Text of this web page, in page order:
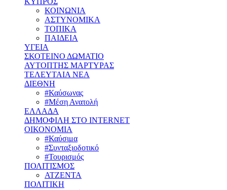
ΚΟΙΝΩΝΙΑ
ΑΣΤΥΝΟΜΙΚΑ
ΤΟΠΙΚΑ
ΠΑΙΔΕΙΑ
ΥΓΕΙΑ
ΣΚΟΤΕΙΝΟ ΔΩΜΑΤΙΟ
ΑΥΤΟΠΤΗΣ ΜΑΡΤΥΡΑΣ
ΤΕΛΕΥΤΑΙΑ ΝΕΑ
ΔΙΕΘΝΗ
#Καύσωνας
#Μέση Ανατολή
ΕΛΛΑΔΑ
ΔΗΜΟΦΙΛΗ ΣΤΟ INTERNET
ΟΙΚΟΝΟΜΙΑ
#Καύσιμα
#Συνταξιοδοτικό
#Τουρισμός
ΠΟΛΙΤΙΣΜΟΣ
ΑΤΖΕΝΤΑ
ΠΟΛΙΤΙΚΗ